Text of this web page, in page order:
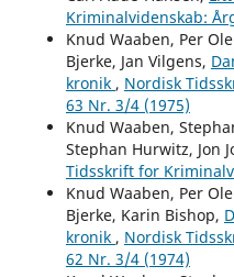
Kriminalvidenskab:
Knud Waaben, Per
Bjerke, Jan Vilgens,
kronik , Nordisk
63 Nr. 3/4 (1975)
Knud Waaben,
Stephan Hurwitz, Jon
Tidsskrift for
Knud Waaben, Per
Bjerke, Karin Bishop,
kronik , Nordisk
62 Nr. 3/4 (1974)